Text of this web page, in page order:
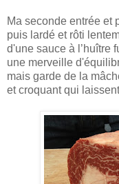
Ma seconde entrée et
puis lardé et rôti
d'une sauce à l’huître
une merveille
mais garde de la
et croquant qui